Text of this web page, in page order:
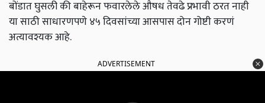
बोंडात घुसली की बाहेरून फवारलेले औषध तेवढे प्रभावी ठरत नाही
या साठी साधारणपणे ४५ दिवसांच्या आसपास दोन गोष्टी करणं
अत्यावश्यक आहे.
ADVERTISEMENT